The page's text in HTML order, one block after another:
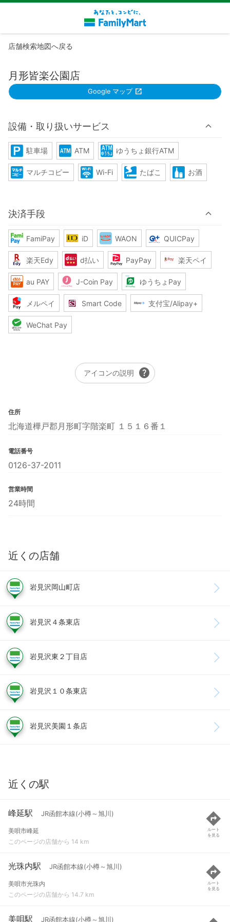
店舗検索地図へ戻る
月形皆楽公園店
Google マップ
設備・取り扱いサービス
駐車場 ATM ゆうちょ銀行ATM
マルチコピー Wi-Fi たばこ お酒
決済手段
FamiPay iD WAON QUICPay
楽天Edy d払い PayPay 楽天ペイ
au PAY J-Coin Pay ゆうちょPay
メルペイ Smart Code 支付宝/Alipay+
WeChat Pay
アイコンの説明 help
住所
北海道樺戸郡月形町字階楽町 １５１６番１
電話番号
0126-37-2011
営業時間
24時間
近くの店舗
岩見沢岡山町店
岩見沢４条東店
岩見沢東２丁目店
岩見沢１０条東店
岩見沢美園１条店
近くの駅
峰延駅 JR函館本線(小樽～旭川)
美唄市峰延
このページの店舗から 14 km
ルート
を見る
光珠内駅 JR函館本線(小樽～旭川)
美唄市光珠内
このページの店舗から 14.7 km
ルート
を見る
美唄駅 JR函館本線(小樽～旭川)